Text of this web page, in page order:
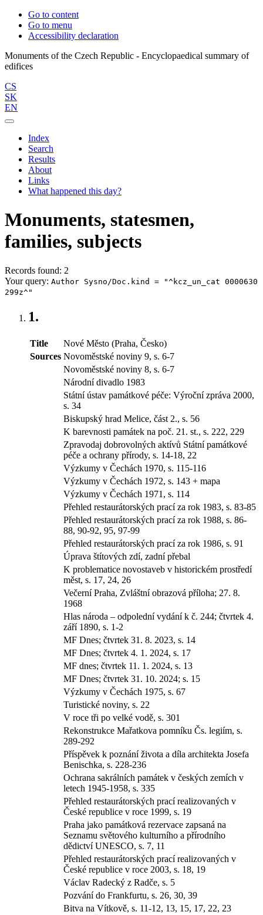
Go to content
Go to menu
Accessibility declaration
Monuments of the Czech Republic - Encyclopaedical summary of
CS
SK
EN
Index
Search
Results
About
Links
What happened this day?
Monuments, statesmen,
families, subjects
Records found: 2
Your query: Author Sysno/Doc.kind = "^kcz_un_cat 0000630
299z^"
1.
Title
Nové Město (Praha, Česko)
Sources Novoměstské noviny 9, s. 6-7
Novoměstské noviny 8, s. 6-7
Národní divadlo 1983
Státní ústav památkové péče: Výroční zpráva 2000,
s. 34
Biskupský hrad Melice, část 2., s. 56
K barevnosti památek na poč. 21. st., s. 222, 229
Zpravodaj dobrovolných aktívů Státní památkové
péče a ochrany přírody, s. 14-18, 22
Výzkumy v Čechách 1970, s. 115-116
Výzkumy v Čechách 1972, s. 143 + mapa
Výzkumy v Čechách 1971, s. 114
Přehled restaurátorských prací za rok 1983, s. 83-85
Přehled restaurátorských prací za rok 1988, s. 86-
88, 90-92, 95, 97-99
Přehled restaurátorských prací za rok 1986, s. 91
Úprava štítových zdí, zadní přebal
K problematice novostaveb v historickém prostředí
měst, s. 17, 24, 26
Večerní Praha, Zvláštní obrazová příloha; 27. 8.
1968
Hlas národa – odpolední vydání k č. 244; čtvrtek 4.
září 1890, s. 1-2
MF Dnes; čtvrtek 31. 8. 2023, s. 14
MF Dnes; čtvrtek 4. 1. 2024, s. 17
MF dnes; čtvrtek 11. 1. 2024, s. 13
MF Dnes; čtvrtek 31. 10. 2024; s. 15
Výzkumy v Čechách 1975, s. 67
Turistické noviny, s. 22
V roce tři po velké vodě, s. 301
Rekonstrukce Mařatkova pomníku Čs. legiím, s.
289-292
Příspěvek k poznání života a díla architekta Josefa
Benischka, s. 228-236
Ochrana sakrálních památek v českých zemích v
letech 1945-1958, s. 335
Přehled restaurátorských prací realizovaných v
České republice v roce 1999, s. 19
Praha jako památková rezervace zapsaná na
Seznamu světového kulturního a přírodního
dědictví UNESCO, s. 7, 11
Přehled restaurátorských prací realizovaných v
České republice v roce 2003, s. 18, 19
Václav Radecký z Radče, s. 5
Pozvání do Frankfurtu, s. 26, 30, 39
Bitva na Vítkově, s. 11-12, 13, 15, 17, 22, 23